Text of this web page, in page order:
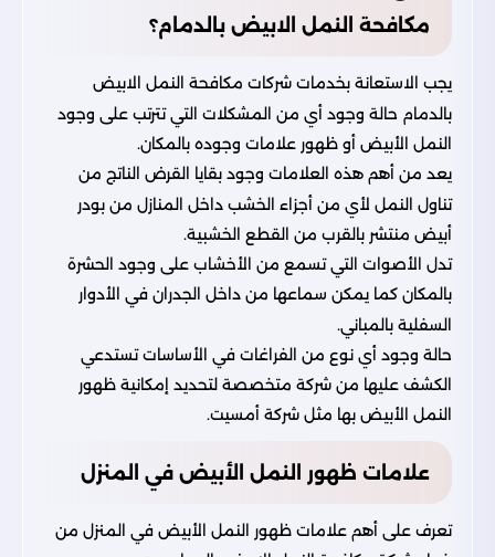
مكافحة النمل الابيض بالدمام؟
يجب الاستعانة بخدمات شركات مكافحة النمل الابيض
بالدمام حالة وجود أي من المشكلات التي تترتب على وجود
النمل الأبيض أو ظهور علامات وجوده بالمكان.
يعد من أهم هذه العلامات وجود بقايا القرض الناتج من
تناول النمل لأي من أجزاء الخشب داخل المنازل من بودر
أبيض منتشر بالقرب من القطع الخشبية.
تدل الأصوات التي تسمع من الأخشاب على وجود الحشرة
بالمكان كما يمكن سماعها من داخل الجدران في الأدوار
السفلية بالمباني.
حالة وجود أي نوع من الفراغات في الأساسات تستدعي
الكشف عليها من شركة متخصصة لتحديد إمكانية ظهور
النمل الأبيض بها مثل شركة أمسيت.
علامات ظهور النمل الأبيض في المنزل
تعرف على أهم علامات ظهور النمل الأبيض في المنزل من